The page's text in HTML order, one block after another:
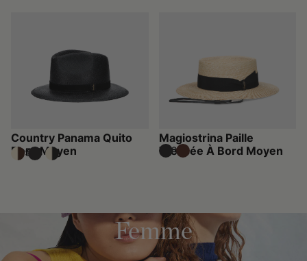
Country Panama Quito
Bord Moyen
295 €
Magiostrina Paille
Tressée À Bord Moyen
310 €
Femme